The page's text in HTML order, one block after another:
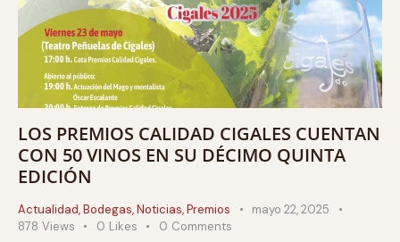
LOS PREMIOS CALIDAD CIGALES CUENTAN
CON 50 VINOS EN SU DÉCIMO QUINTA
EDICIÓN
Actualidad,Bodegas,Noticias,Premios
mayo 22, 2025
878 Views 0 Likes 0 Comments